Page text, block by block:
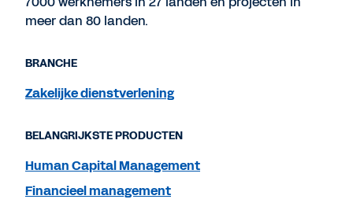
meer dan 80 landen.
BRANCHE
Zakelijke dienstverlening
BELANGRIJKSTE PRODUCTEN
Human Capital Management
Financieel management